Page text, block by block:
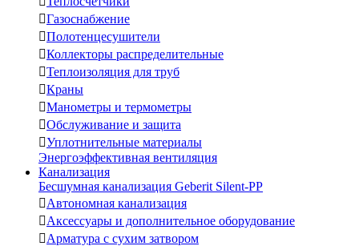
Газоснабжение
Полотенцесушители
Коллекторы распределительные
Теплоизоляция для труб
Краны
Манометры и термометры
Обслуживание и защита
Уплотнительные материалы
Энергоэффективная вентиляция
Канализация
Бесшумная канализация Geberit Silent-PP
Автономная канализация
Аксессуары и дополнительное оборудование
Арматура с сухим затвором